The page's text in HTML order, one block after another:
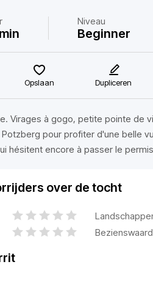
Niveau
Beginner
Opslaan Dupliceren
Virages à gogo, petite pointe de
pour profiter d'une belle
hésitent encore à passer le
over de tocht